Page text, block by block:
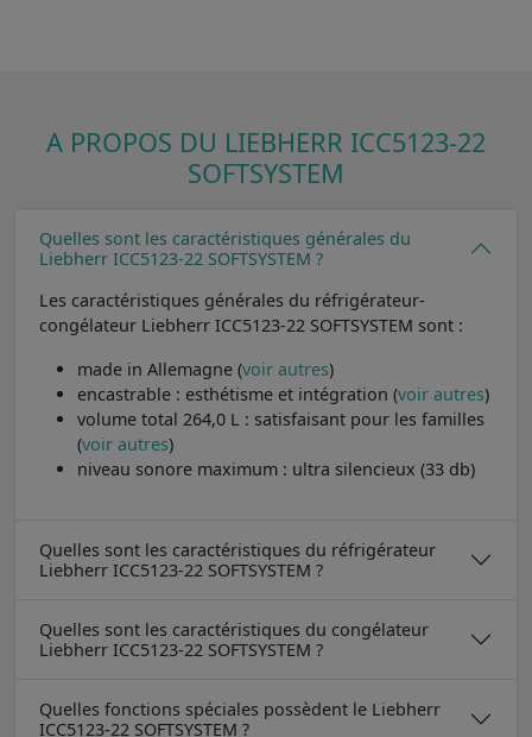
A PROPOS DU LIEBHERR ICC5123-22
SOFTSYSTEM
Quelles sont les caractéristiques générales du
Liebherr ICC5123-22 SOFTSYSTEM ?
Les caractéristiques générales du réfrigérateur-
congélateur Liebherr ICC5123-22 SOFTSYSTEM sont :
made in Allemagne (voir autres)
encastrable : esthétisme et intégration (voir autres)
volume total 264,0 L : satisfaisant pour les familles
(voir autres)
niveau sonore maximum : ultra silencieux (33 db)
Quelles sont les caractéristiques du réfrigérateur
Liebherr ICC5123-22 SOFTSYSTEM ?
Quelles sont les caractéristiques du congélateur
Liebherr ICC5123-22 SOFTSYSTEM ?
Quelles fonctions spéciales possèdent le Liebherr
ICC5123-22 SOFTSYSTEM ?